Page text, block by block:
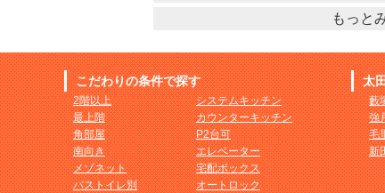
もっと
こだわりの条件で探す
2階以上
最上階
角部屋
南向き
メゾネット
バストイレ別
システムキッチン
カウンターキッチン
P2台可
エレベーター
宅配ボックス
オートロック
太
藪
強
毛
新